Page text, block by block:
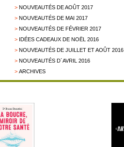
>NOUVEAUTÉS DE AOÛT 2017
>NOUVEAUTÉS DE MAI 2017
>NOUVEAUTÉS DE FÉVRIER 2017
> IDÉES CADEAUX DE NOËL 2016
>NOUVEAUTÉS DE JUILLET ET AOÛT 2016
>NOUVEAUTÉS D´AVRIL 2016
>ARCHIVES